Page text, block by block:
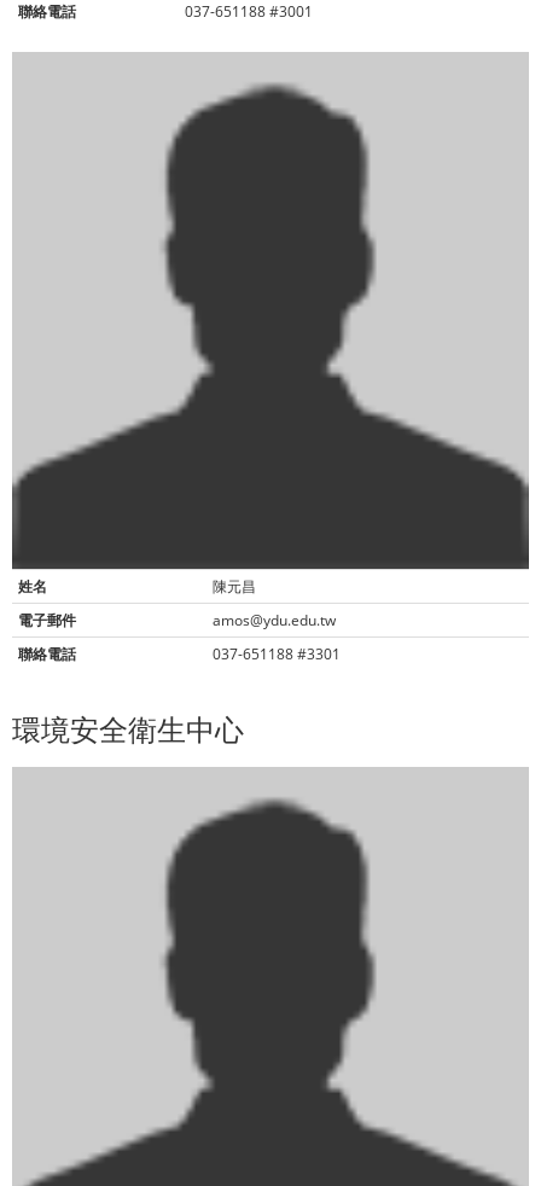
聯絡電話
037-651188 #3001
姓名
陳元昌
電子郵件
amos@ydu.edu.tw
聯絡電話
037-651188 #3301
環境安全衛生中心